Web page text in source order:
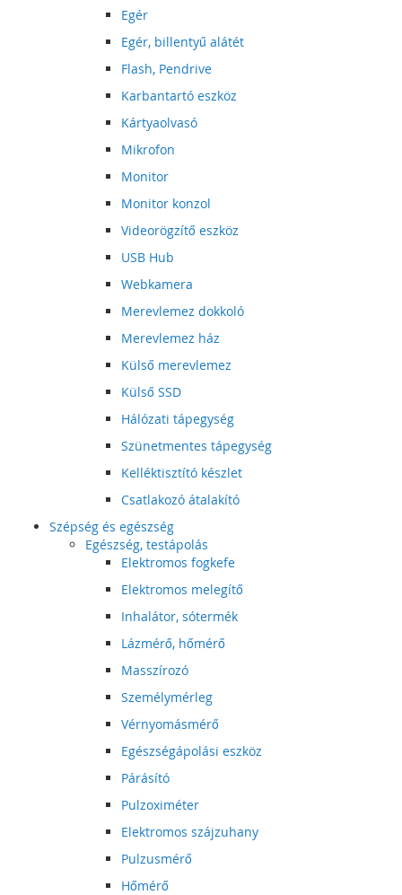
Egér
Egér, billentyű alátét
Flash, Pendrive
Karbantartó eszköz
Kártyaolvasó
Mikrofon
Monitor
Monitor konzol
Videorögzítő eszköz
USB Hub
Webkamera
Merevlemez dokkoló
Merevlemez ház
Külső merevlemez
Külső SSD
Hálózati tápegység
Szünetmentes tápegység
Kelléktisztító készlet
Csatlakozó átalakító
Szépség és egészség
Egészség, testápolás
Elektromos fogkefe
Elektromos melegítő
Inhalátor, sótermék
Lázmérő, hőmérő
Masszírozó
Személymérleg
Vérnyomásmérő
Egészségápolási eszköz
Párásító
Pulzoximéter
Elektromos szájzuhany
Pulzusmérő
Hőmérő